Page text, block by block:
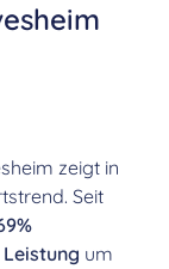
zeigt in
Seit
um